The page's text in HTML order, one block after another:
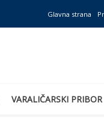
Glavna strana
VARALIČARSKI PRIBOR